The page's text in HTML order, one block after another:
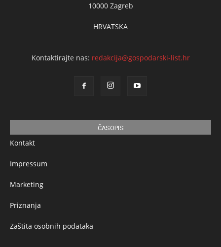
10000 Zagreb
HRVATSKA
Kontaktirajte nas: redakcija@gospodarski-list.hr
ČASOPIS
Kontakt
Impressum
Marketing
Priznanja
Zaštita osobnih podataka